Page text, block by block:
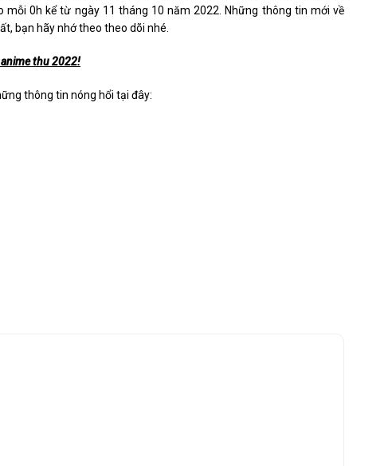
0h kể từ ngày 11 tháng 10 năm 2022. Những thông tin mới về
bạn hãy nhớ theo theo dõi nhé.
thu 2022!
thông tin nóng hổi tại đây: